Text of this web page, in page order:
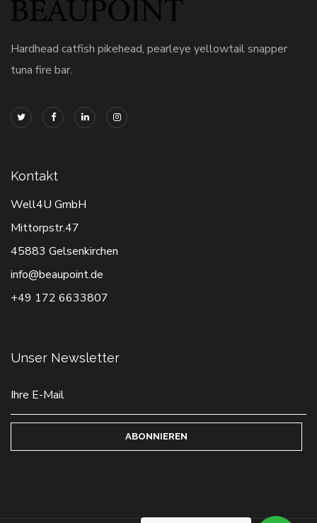
Hardhead catfish pikehead, pearleye yellowtail snapper
tuna fire bar.
Kontakt
Well4U GmbH
Mittorpstr.47
45883 Gelsenkirchen
info@beaupoint.de
+49 172 6633807
Unser Newsletter
ABONNIEREN